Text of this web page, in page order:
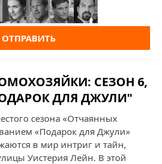
ОТПРАВИТЬ
СЕЗОН 6,
ДЛЯ ДЖУЛИ"
сезона «Отчаянных
«Подарок для Джули»
в мир интриг и тайн,
Уистерия Лейн. В этой